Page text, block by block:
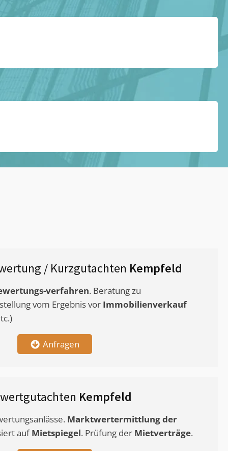
/ Kurzgutachten Kempfeld
verfahren. Beratung zu
vom Ergebnis vor Immobilienverkauf
Anfragen
Kempfeld
Marktwertermittlungder
aufMietspiegel. Prüfung der Mietverträge.